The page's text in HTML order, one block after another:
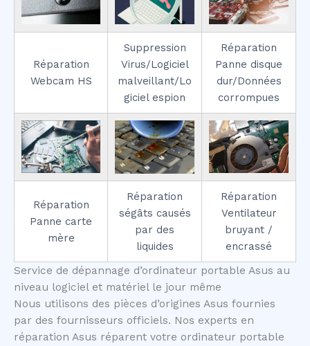
Réparation
Webcam HS
Suppression
Virus/Logiciel
malveillant/Lo
giciel espion
Réparation
Panne disque
dur/Données
corrompues
Réparation
Panne carte
mère
Réparation
ségâts causés
par des
liquides
Réparation
Ventilateur
bruyant /
encrassé
Service de dépannage d’ordinateur portable Asus au
niveau logiciel et matériel le jour même
Nous utilisons des pièces d’origines Asus fournies
par des fournisseurs officiels. Nos experts en
réparation Asus réparent votre ordinateur portable